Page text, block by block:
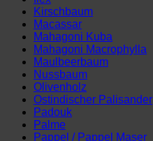
Kirschbaum
Macassar
Mahagoni Kuba
Mahagoni Macrophylla
Maulbeerbaum
Nussbaum
Olivenholz
Ostindischer Palisander
Padouk
Palme
Pappel / Pappel Maser